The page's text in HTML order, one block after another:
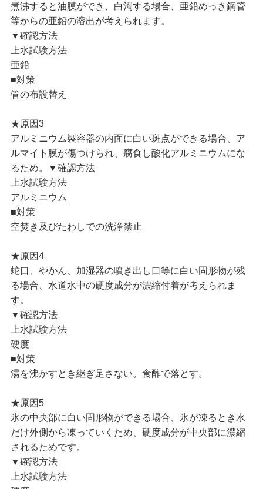
煮沸すると油膜ができ、白濁する場合、亜鉛めっき鋼管
等からの亜鉛の溶出が考えられます。
▼確認方法
上水試験方法
亜鉛
■対策
管の布設替え
★原因3
アルミニウム製容器の内面に白い斑点ができる場合、ア
ルマイト膜が傷つけられ、腐食し酸化アルミニウムにな
るため。▼確認方法
上水試験方法
アルミニウム
■対策
空焚き及びたわしでの洗浄禁止
★原因4
蛇口、やかん、加湿器の噴き出し口等に白い固形物が残
る場合、水道水中の硬度成分が濃縮付着が考えられま
す。
▼確認方法
上水試験方法
硬度
■対策
湯を沸かすとき継ぎ足さない。食酢で落とす。
★原因5
氷の中央部に白い固形物ができる場合、氷が凍るとき水
だけ外側から凍っていくため、硬度成分が中央部に濃縮
されるためです。
▼確認方法
上水試験方法